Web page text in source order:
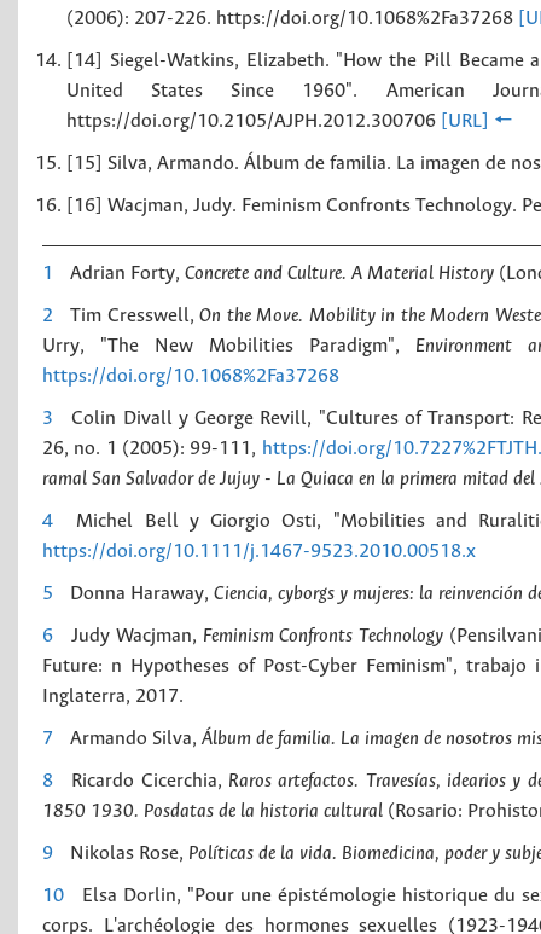
(2006): 207-226. https://doi.org/10.1068%2Fa37268
[14] Siegel-Watkins, Elizabeth. "How the Pill
United States Since 1960". American
https://doi.org/10.2105/AJPH.2012.300706
[URL] 🠔
[15] Silva, Armando. Álbum de familia. La imagen de
[16] Wacjman, Judy. Feminism Confronts Technology.
1 Adrian Forty, Concrete and Culture. A Material History
2 Tim Cresswell,On the Move. Mobility in the Modern
Urry, "The New Mobilities Paradigm", Environment
https://doi.org/10.1068%2Fa37268
3
Colin Divall y George Revill, "Cultures of Transport:
26, no. 1 (2005): 99-111, https://doi.org/
ramal San Salvador de Jujuy - La Quiaca en la primera mitad del
4
Michel Bell y Giorgio Osti, "Mobilities and
https://doi.org/10.1111/j.1467-9523.2010.00518.x
5 Donna Haraway, Ciencia, cyborgs y mujeres: la reinvención
6 Judy Wacjman, Feminism Confronts Technology
Future: n Hypotheses of Post-Cyber Feminism",
Inglaterra, 2017.
7 Armando Silva, Álbum de familia. La imagen de nosotros
8 Ricardo Cicerchia, Raros artefactos. Travesías, idearios y
1850 1930. Posdatas de la historia cultural (Rosario:
9 Nikolas Rose, Políticas de la vida. Biomedicina, poder y
10
Elsa Dorlin, "Pour une épistémologie historique du
corps. L'archéologie des hormones sexuelles (1923-